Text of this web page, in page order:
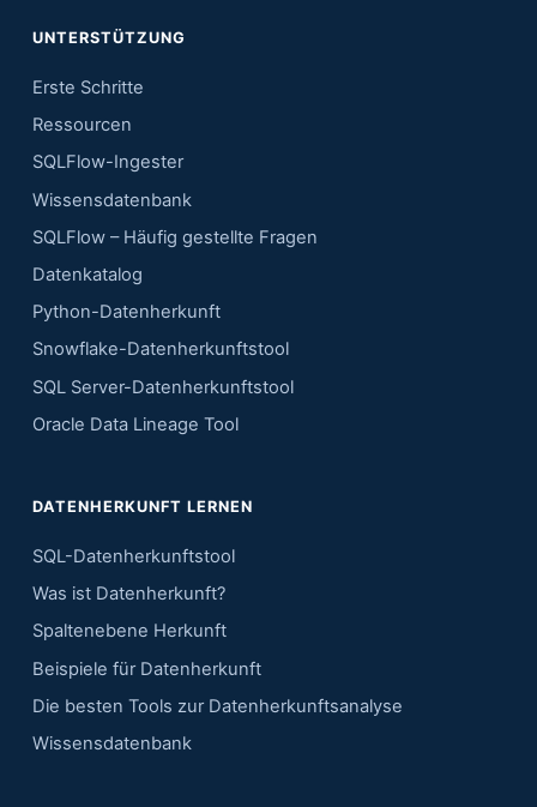
UNTERSTÜTZUNG
Erste Schritte
Ressourcen
SQLFlow-Ingester
Wissensdatenbank
SQLFlow – Häufig gestellte Fragen
Datenkatalog
Python-Datenherkunft
Snowflake-Datenherkunftstool
SQL Server-Datenherkunftstool
Oracle Data Lineage Tool
DATENHERKUNFT LERNEN
SQL-Datenherkunftstool
Was ist Datenherkunft?
Spaltenebene Herkunft
Beispiele für Datenherkunft
Die besten Tools zur Datenherkunftsanalyse
Wissensdatenbank